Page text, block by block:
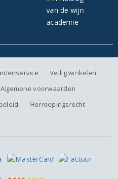
Veilig winkelen
Algemene voorwaarden
Herroepingsrecht